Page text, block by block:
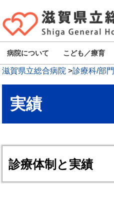
病院について こども／療育
滋賀県立総合病院 >診療科/部門
実績
診療体制と実績